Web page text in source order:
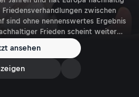
zwischen
sind ohne nennenswertes Ergebnis
Frieden scheint weiter
die Verhandlungen immer wieder?
US-Präsident Donald Trump der
Durchbruch?
ansehen